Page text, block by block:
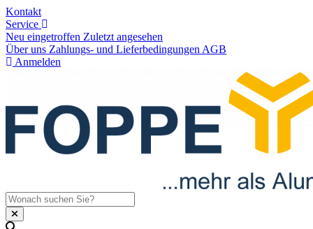
Kontakt
Service
Neu eingetroffen Zuletzt angesehen
Über uns Zahlungs- und Lieferbedingungen AGB
Anmelden